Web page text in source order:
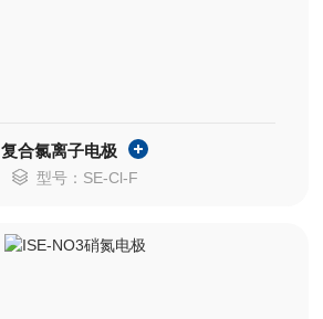
复合氯离子电极
型号：SE-Cl-F